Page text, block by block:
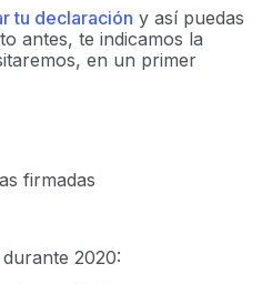
tu declaración y así puedas
antes, te indicamos la
en un primer
firmadas
2020: